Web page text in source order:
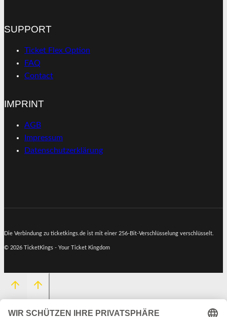
SUPPORT
Ticket Flex Option
FAQ
Contact
IMPRINT
AGB
Impressum
Datenschutzerklärung
Die Verbindung zu ticketkings.de ist mit einer 256-Bit-Verschlüsselung verschlüsselt.
© 2026 TicketKings - Your Ticket Kingdom